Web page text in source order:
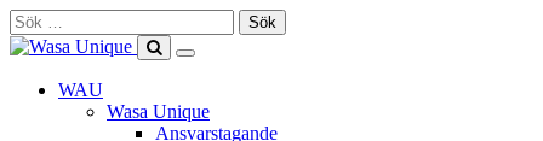
Skip
to
content
Sök
efter:
Search
site
Show
WAU
Wasa Unique
Ansvarstagande